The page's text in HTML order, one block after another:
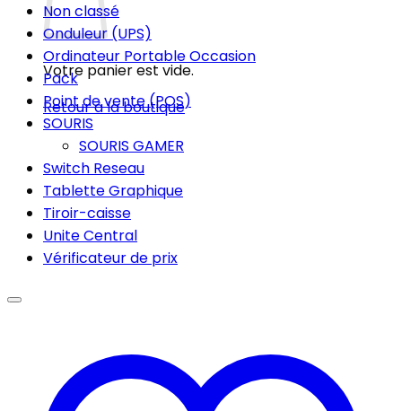
Votre panier est vide.
Retour à la boutique
Non classé
Onduleur (UPS)
Ordinateur Portable Occasion
Pack
Point de vente (POS)
SOURIS
SOURIS GAMER
Switch Reseau
Tablette Graphique
Tiroir-caisse
Unite Central
Vérificateur de prix